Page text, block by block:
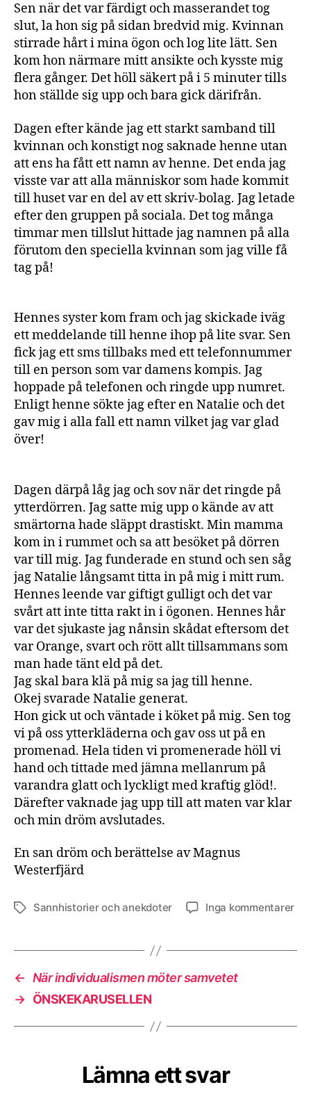
Sen när det var färdigt och masserandet tog
slut, la hon sig på sidan bredvid mig. Kvinnan
stirrade hårt i mina ögon och log lite lätt. Sen
kom hon närmare mitt ansikte och kysste mig
flera gånger. Det höll säkert på i 5 minuter tills
hon ställde sig upp och bara gick därifrån.
Dagen efter kände jag ett starkt samband till
kvinnan och konstigt nog saknade henne utan
att ens ha fått ett namn av henne. Det enda jag
visste var att alla människor som hade kommit
till huset var en del av ett skriv-bolag. Jag letade
efter den gruppen på sociala. Det tog många
timmar men tillslut hittade jag namnen på alla
förutom den speciella kvinnan som jag ville få
tag på!
Hennes syster kom fram och jag skickade iväg
ett meddelande till henne ihop på lite svar. Sen
fick jag ett sms tillbaks med ett telefonnummer
till en person som var damens kompis. Jag
hoppade på telefonen och ringde upp numret.
Enligt henne sökte jag efter en Natalie och det
gav mig i alla fall ett namn vilket jag var glad
över!
Dagen därpå låg jag och sov när det ringde på
ytterdörren. Jag satte mig upp o kände av att
smärtorna hade släppt drastiskt. Min mamma
kom in i rummet och sa att besöket på dörren
var till mig. Jag funderade en stund och sen såg
jag Natalie långsamt titta in på mig i mitt rum.
Hennes leende var giftigt gulligt och det var
svårt att inte titta rakt in i ögonen. Hennes hår
var det sjukaste jag nånsin skådat eftersom det
var Orange, svart och rött allt tillsammans som
man hade tänt eld på det.
Jag skal bara klä på mig sa jag till henne.
Okej svarade Natalie generat.
Hon gick ut och väntade i köket på mig. Sen tog
vi på oss ytterkläderna och gav oss ut på en
promenad. Hela tiden vi promenerade höll vi
hand och tittade med jämna mellanrum på
varandra glatt och lyckligt med kraftig glöd!.
Därefter vaknade jag upp till att maten var klar
och min dröm avslutades.
En san dröm och berättelse av Magnus
Westerfjärd
EtiketterSannhistorier och anekdoter Inga kommentarertill
← När individualismen möter samvetet
→ ÖNSKEKARUSELLEN
Lämna ett svar